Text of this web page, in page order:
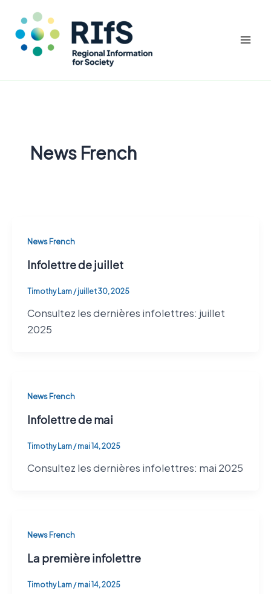
News French
News French
Infolettre de juillet
Timothy Lam /juillet 30, 2025
Consultez les dernières infolettres: juillet
2025
News French
Infolettre de mai
Timothy Lam /mai 14, 2025
Consultez les dernières infolettres: mai 2025
News French
La première infolettre
Timothy Lam /mai 14, 2025